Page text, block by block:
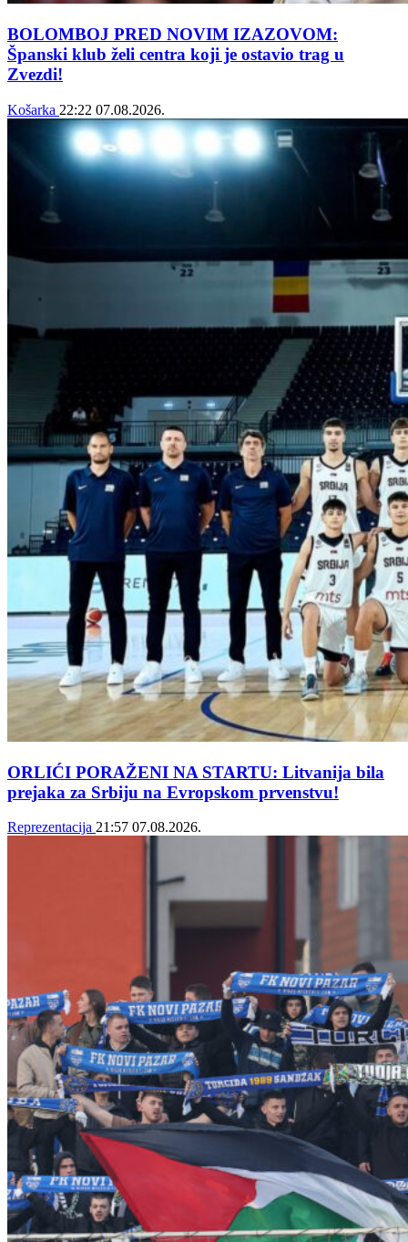
BOLOMBOJ PRED NOVIM IZAZOVOM:
Španski klub želi centra koji je ostavio trag u
Zvezdi!
Košarka 22:22 07.08.2026.
ORLIĆI PORAŽENI NA STARTU: Litvanija bila
prejaka za Srbiju na Evropskom prvenstvu!
Reprezentacija 21:57 07.08.2026.